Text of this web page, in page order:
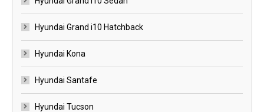
Hyundai Grand i10 Hatchback
Hyundai Kona
Hyundai Santafe
Hyundai Tucson